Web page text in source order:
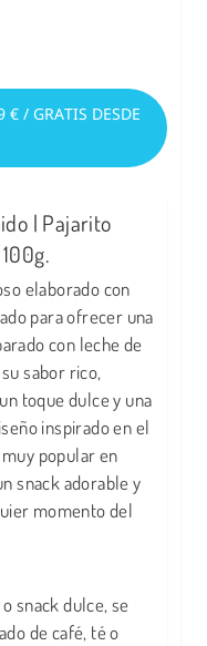
€ / GRATIS DESDE
| Pajarito
elaborado con
para ofrecer una
con leche de
sabor rico,
toque dulce y una
inspirado en el
popular en
snack adorable y
momento del
snack dulce, se
de café, té o